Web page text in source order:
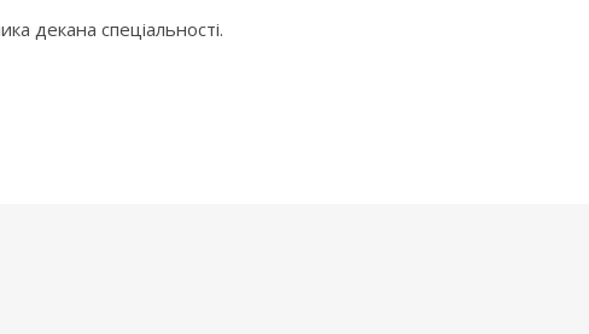
декана спеціальності.